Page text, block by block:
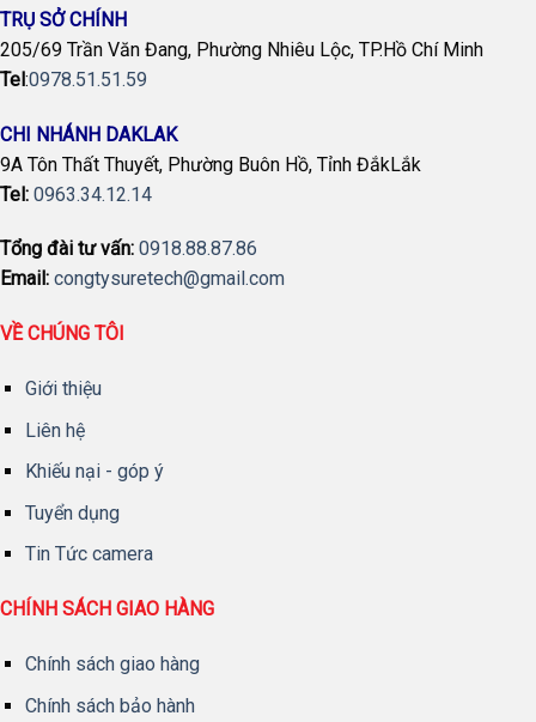
TRỤ SỞ CHÍNH
205/69 Trần Văn Đang, Phường Nhiêu Lộc, TP.Hồ Chí Minh
Tel:0978.51.51.59
CHI NHÁNH DAKLAK
9A Tôn Thất Thuyết, Phường Buôn Hồ, Tỉnh ĐắkLắk
Tel: 0963.34.12.14
Tổng đài tư vấn: 0918.88.87.86
Email: congtysuretech@gmail.com
VỀ CHÚNG TÔI
Giới thiệu
Liên hệ
Khiếu nại - góp ý
Tuyển dụng
Tin Tức camera
CHÍNH SÁCH GIAO HÀNG
Chính sách giao hàng
Chính sách bảo hành